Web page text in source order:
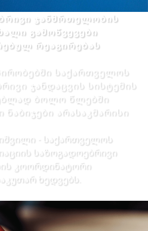
ჯანმრთელობის
გამოწვევები
რეაგირებას
საქართველოს
ჯანდაცვის სისტემის
ბოლო წლებში
არასაკმარისი
- საქართველოს
საზოგადოებრივი
კოორდინატორი
ხედვებს.